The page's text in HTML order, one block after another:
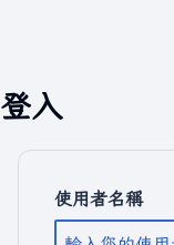
登入
使用者名稱